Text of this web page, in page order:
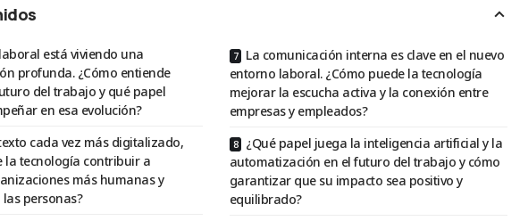
está viviendo una
profunda. ¿Cómo entiende
del trabajo y qué papel
en esa evolución?
cada vez más digitalizado,
la tecnología contribuir a
más humanas y
personas?
La comunicación interna es clave en el nuevo
entorno laboral. ¿Cómo puede la tecnología
mejorar la escucha activa y la conexión entre
empresas y empleados?
¿Qué papel juega la inteligencia artificial y la
automatización en el futuro del trabajo y cómo
garantizar que su impacto sea positivo y
equilibrado?